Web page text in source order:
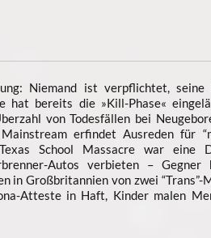
Niemand ist verpflichtet,
hat bereits die »Kill-Phase«
von Todesfällen bei
erfindet Ausreden für
Texas School Massacre war eine
Autos verbieten –
in Großbritannien von zwei
Atteste in Haft, Kinder malen